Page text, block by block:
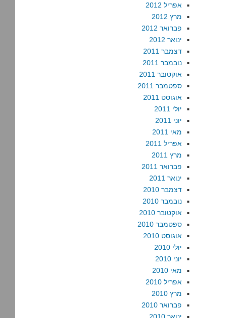
אפריל 2012
מרץ 2012
פברואר 2012
ינואר 2012
דצמבר 2011
נובמבר 2011
אוקטובר 2011
ספטמבר 2011
אוגוסט 2011
יולי 2011
יוני 2011
מאי 2011
אפריל 2011
מרץ 2011
פברואר 2011
ינואר 2011
דצמבר 2010
נובמבר 2010
אוקטובר 2010
ספטמבר 2010
אוגוסט 2010
יולי 2010
יוני 2010
מאי 2010
אפריל 2010
מרץ 2010
פברואר 2010